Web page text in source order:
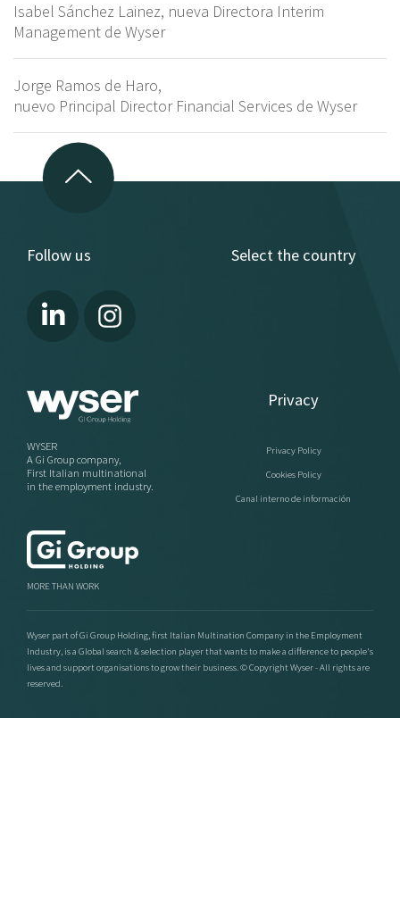
Isabel Sánchez Lainez, nueva Directora Interim
Management de Wyser
Jorge Ramos de Haro,
nuevo Principal Director Financial Services de Wyser
Follow us Select the country
WYSER
A Gi Group company,
First Italian multinational
in the employment industry.
Privacy
Privacy Policy
Cookies Policy
Canal interno de información
MORE THAN WORK
Wyser part of Gi Group Holding, first Italian Multination Company in the Employment
Industry, is a Global search & selection player that wants to make a difference to people's
lives and support organisations to grow their business. © Copyright Wyser - All rights are
reserved.